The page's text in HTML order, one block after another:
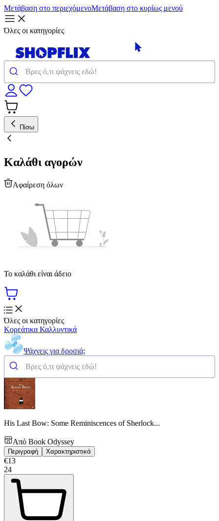
Μετάβαση στο περιεχόμενοΜετάβαση στο κυρίως μενού
Όλες οι κατηγορίες
Πίσω
Καλάθι αγορών
Αφαίρεση όλων
Το καλάθι είναι άδειο
Όλες οι κατηγορίες
Κορεάτικα Καλλυντικά
Ψάχνεις για δροσιά;
His Last Bow: Some Reminiscences of Sherlock...
Από Book Odyssey
Περιγραφή Χαρακτηριστικά
€13
24